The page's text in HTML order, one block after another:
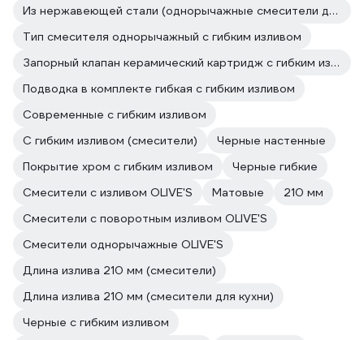
Из нержавеющей стали (однорычажные смесители для кухни)
Тип смесителя однорычажный с гибким изливом
Запорный клапан керамический картридж с гибким изливом
Подводка в комплекте гибкая с гибким изливом
Современные с гибким изливом
C гибким изливом (смесители)
Черные настенные
Покрытие хром с гибким изливом
Черные гибкие
Смесители с изливом OLIVE'S
Матовые
210 мм
Смесители с поворотным изливом OLIVE'S
Смесители однорычажные OLIVE'S
Длина излива 210 мм (смесители)
Длина излива 210 мм (смесители для кухни)
Черные с гибким изливом